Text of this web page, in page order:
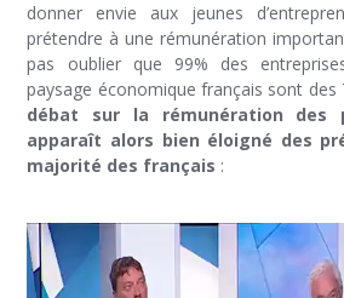
donner envie aux jeunes
prétendre à une rémunération
pas oublier que 99% des
paysage économique français sont des
débat sur la rémunération des
apparaît alors bien éloigné des
majorité des français :